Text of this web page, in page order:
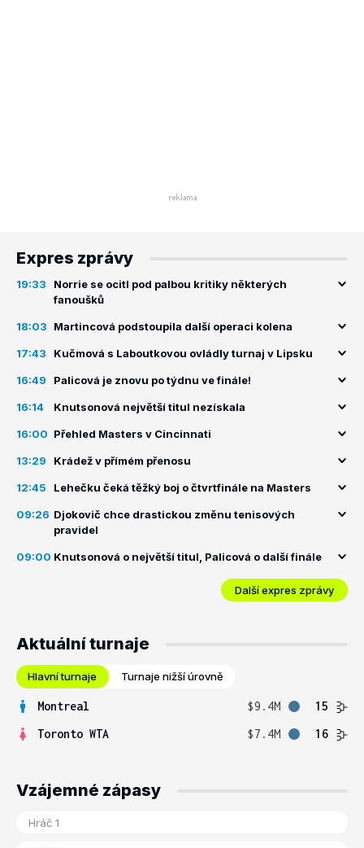
Expres zprávy
19:33
Norrie se ocitl pod palbou kritiky některých
fanoušků
18:03 Martincová podstoupila další operaci kolena
17:43 Kučmová s Laboutkovou ovládly turnaj v Lipsku
16:49 Palicová je znovu po týdnu ve finále!
16:14 Knutsonová největší titul nezískala
16:00 Přehled Masters v Cincinnati
13:29 Krádež v přímém přenosu
12:45 Lehečku čeká těžký boj o čtvrtfinále na Masters
09:26 Djokovič chce drastickou změnu tenisových
pravidel
09:00 Knutsonová o největší titul, Palicová o další finále
Další expres zprávy
Aktuální turnaje
Hlavní turnaje Turnaje nižší úrovně
Montreal $9.4M
15
Toronto WTA
$7.4M 16
Vzájemné zápasy